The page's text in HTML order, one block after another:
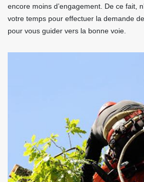
encore moins d’engagement. De ce fait,
votre temps pour effectuer la demande
pour vous guider vers la bonne voie.